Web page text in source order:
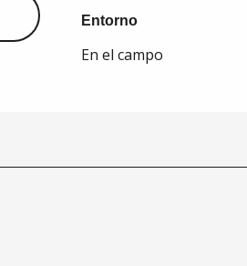
Entorno
Entorno
En el campo